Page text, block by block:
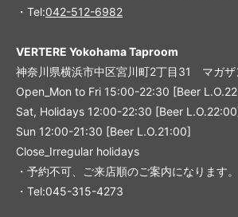
・Tel:042-512-6982
VERTERE Yokohama Taproom
神奈川県横浜市中区宮川町2丁目31 マガザ
Open_Mon to Fri 15:00-22:30 [Beer
Sat, Holidays 12:00-22:30 [Beer
Sun 12:00-21:30 [Beer L.O.21:00]
Close_Irregular holidays
・予約不可、ご来店順のご案内になります。
・Tel:045-315-4273